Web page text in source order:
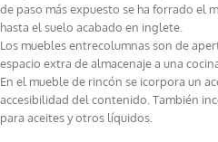
de paso más expuesto se ha forrado el
hasta el suelo acabado en inglete.
Los muebles entrecolumnas son de
espacio extra de almacenaje a una
En el mueble de rincón se icorpora un
accesibilidad del contenido. También
para aceites y otros líquidos.